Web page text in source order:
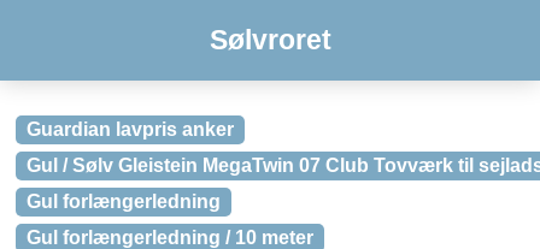
Sølvroret
Guardian lavpris anker
Gul / Sølv Gleistein MegaTwin 07 Club Tovværk til
Gul forlængerledning
Gul forlængerledning / 10 meter